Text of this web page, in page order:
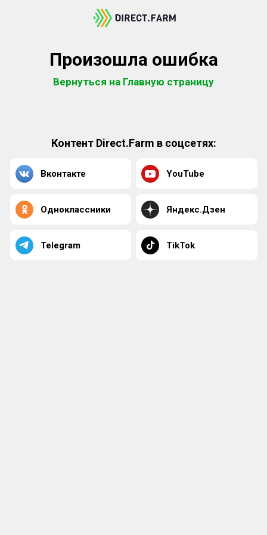
Произошла ошибка
Вернуться на Главную страницу
Контент Direct.Farm в соцсетях:
Вконтакте YouTube
Одноклассники Яндекс.Дзен
Telegram TikTok